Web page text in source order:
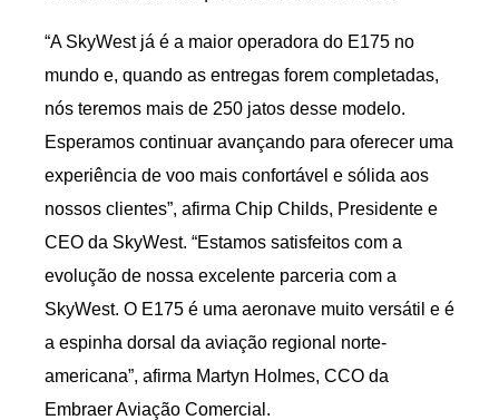
“A SkyWest já é a maior operadora do E175 no
mundo e, quando as entregas forem completadas,
nós teremos mais de 250 jatos desse modelo.
Esperamos continuar avançando para oferecer uma
experiência de voo mais confortável e sólida aos
nossos clientes”, afirma Chip Childs, Presidente e
CEO da SkyWest. “Estamos satisfeitos com a
evolução de nossa excelente parceria com a
SkyWest. O E175 é uma aeronave muito versátil e é
a espinha dorsal da aviação regional norte-
americana”, afirma Martyn Holmes, CCO da
Embraer Aviação Comercial.